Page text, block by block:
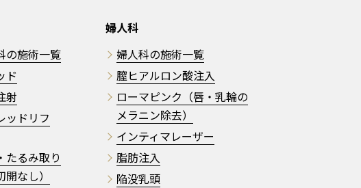
の施術一覧
ド
射
ッドリフ
たるみ取り
開なし）
婦人科
婦人科の施術一覧
膣ヒアルロン酸注入
ローマピンク（唇・乳輪の
メラニン除去）
インティマレーザー
脂肪注入
陥没乳頭